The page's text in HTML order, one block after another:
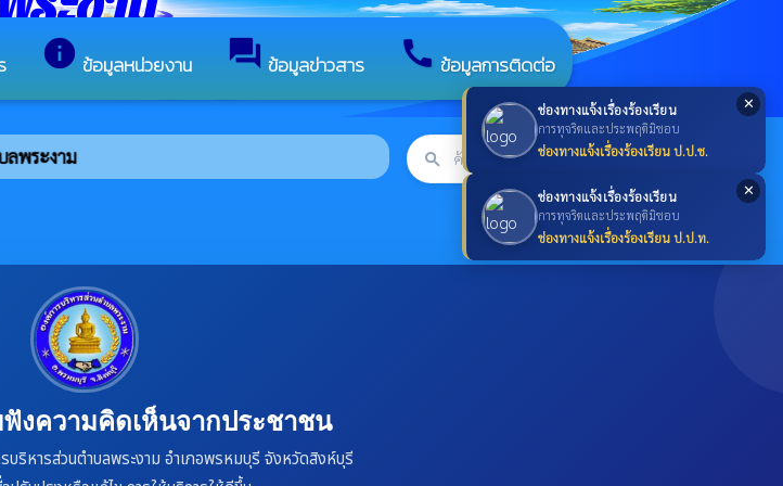
✕
ช่องทางแจ้งเรื่องร้องเรียน
การทุจริตและประพฤติมิชอบ
ช่องทางแจ้งเรื่องร้องเรียน ป.ป.ช.
✕
ช่องทางแจ้งเรื่องร้องเรียน
การทุจริตและประพฤติมิชอบ
ช่องทางแจ้งเรื่องร้องเรียน ป.ป.ท.
info ข้อมูลหน่วยงาน forum ข้อมูลข่าวสาร call ข้อมูลการติดต่อ
ระงาม search searchค้นหา
งความคิดเห็นจากประชาชน
บริหารส่วนตำบลพระงาม อำเภอพรหมบุรี จังหวัดสิงห์บุรี